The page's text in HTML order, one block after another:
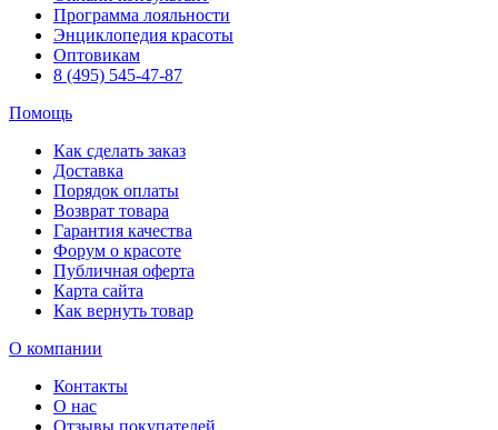
Программа лояльности
Энциклопедия красоты
Оптовикам
8 (495) 545-47-87
Помощь
Как сделать заказ
Доставка
Порядок оплаты
Возврат товара
Гарантия качества
Форум о красоте
Публичная оферта
Карта сайта
Как вернуть товар
О компании
Контакты
О нас
Отзывы покупателей